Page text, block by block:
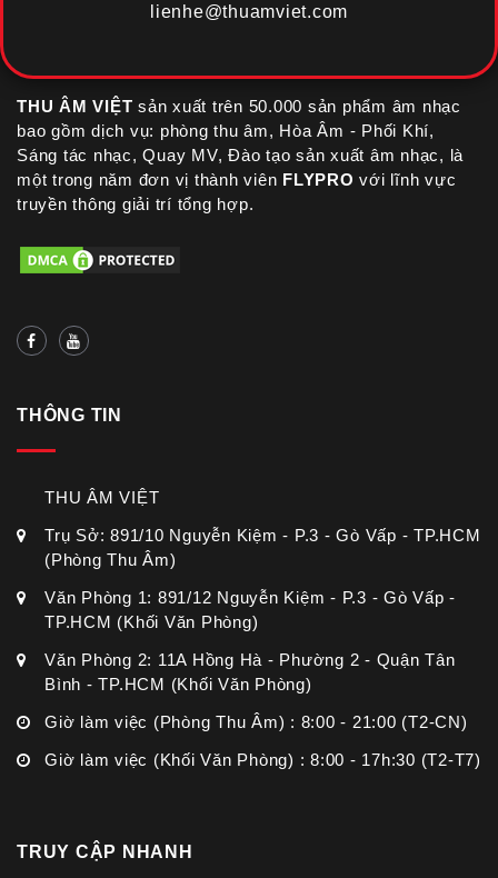
lienhe@thuamviet.com
THU ÂM VIỆT sản xuất trên 50.000 sản phẩm âm nhạc
bao gồm dịch vụ: phòng thu âm, Hòa Âm - Phối Khí,
Sáng tác nhạc, Quay MV, Đào tạo sản xuất âm nhạc, là
một trong năm đơn vị thành viên FLYPRO với lĩnh vực
truyền thông giải trí tổng hợp.
THÔNG TIN
THU ÂM VIỆT
Trụ Sở: 891/10 Nguyễn Kiệm - P.3 - Gò Vấp - TP.HCM
(Phòng Thu Âm)
Văn Phòng 1: 891/12 Nguyễn Kiệm - P.3 - Gò Vấp -
TP.HCM (Khối Văn Phòng)
Văn Phòng 2: 11A Hồng Hà - Phường 2 - Quận Tân
Bình - TP.HCM (Khối Văn Phòng)
Giờ làm việc (Phòng Thu Âm) : 8:00 - 21:00 (T2-CN)
Giờ làm việc (Khối Văn Phòng) : 8:00 - 17h:30 (T2-T7)
TRUY CẬP NHANH